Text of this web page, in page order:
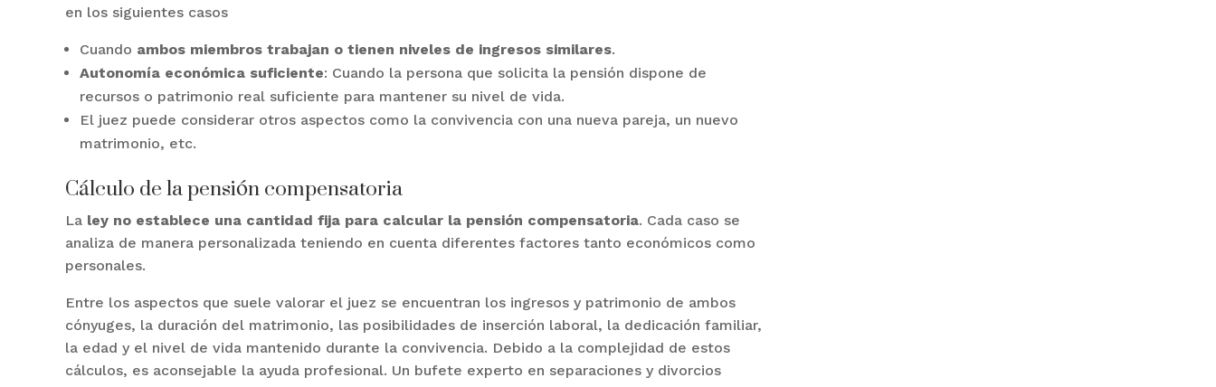
en los siguientes casos
Cuando ambos miembros trabajan o tienen niveles de ingresos similares.
Autonomía económica suficiente: Cuando la persona que solicita la pensión dispone de
recursos o patrimonio real suficiente para mantener su nivel de vida.
El juez puede considerar otros aspectos como la convivencia con una nueva pareja, un nuevo
matrimonio, etc.
Cálculo de la pensión compensatoria
La ley no establece una cantidad fija para calcular la pensión compensatoria. Cada caso se
analiza de manera personalizada teniendo en cuenta diferentes factores tanto económicos como
personales.
Entre los aspectos que suele valorar el juez se encuentran los ingresos y patrimonio de ambos
cónyuges, la duración del matrimonio, las posibilidades de inserción laboral, la dedicación familiar,
la edad y el nivel de vida mantenido durante la convivencia. Debido a la complejidad de estos
cálculos, es aconsejable la ayuda profesional. Un bufete experto en separaciones y divorcios